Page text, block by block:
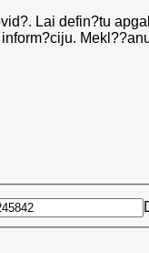
Lai defin?tu